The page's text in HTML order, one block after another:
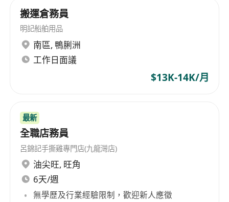
搬運倉務員
明記船舶用品
南區, 鴨脷洲
工作日面議
$13K-14K/月
最新
全職店務員
呂錦記手撕雞專門店(九龍灣店)
油尖旺, 旺角
6天/週
無學歷及行業經驗限制，歡迎新人應徵